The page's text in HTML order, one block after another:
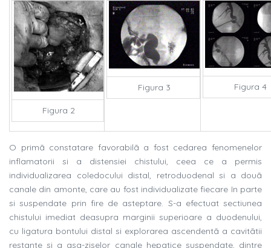
Figura 2
Figura 3 Figura 4
O primã constatare favorabilã a fost cedarea fenomenelor
inflamatorii si a distensiei chistului, ceea ce a permis
individualizarea coledocului distal, retroduodenal si a douã
canale din amonte, care au fost individualizate fiecare în parte
si suspendate prin fire de asteptare. S-a efectuat sectiunea
chistului imediat deasupra marginii superioare a duodenului,
cu ligatura bontului distal si explorarea ascendentã a cavitãtii
restante si a asa-ziselor canale hepatice suspendate, dintre